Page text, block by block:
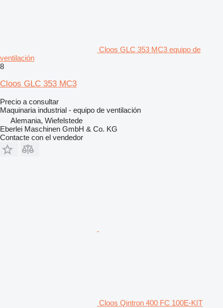
Cloos GLC 353 MC3 equipo de
ventilación
8
Cloos GLC 353 MC3
Precio a consultar
Maquinaria industrial - equipo de ventilación
Alemania, Wiefelstede
Eberlei Maschinen GmbH & Co. KG
Contacte con el vendedor
Cloos Qintron 400 FC 100E-KIT